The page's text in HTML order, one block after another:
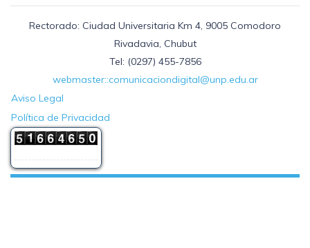
Rectorado: Ciudad Universitaria Km 4, 9005 Comodoro
Rivadavia, Chubut
Tel: (0297) 455-7856
webmaster::comunicaciondigital@unp.edu.ar
Aviso Legal
Política de Privacidad